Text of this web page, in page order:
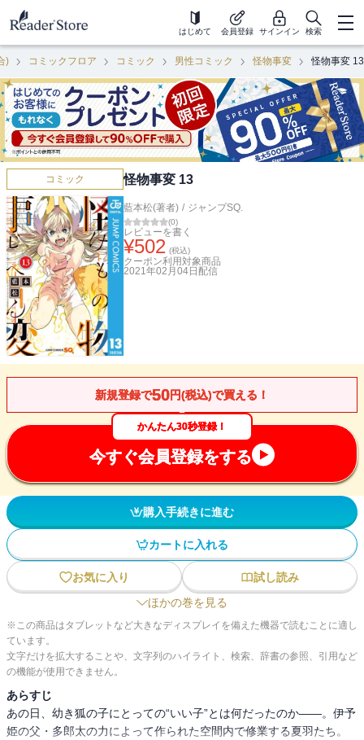
はじめて 会員登録 サインイン 検索
) コミックフロア コミック 男性コミック 怪物事変 怪物事変 13
コミック 怪物事変 13
藍本松(著者) / ジャンプSQ.
(0)
レビューを書く
¥502 (税込)
クーポン利用対象商品
2021年02月04日 配信
新規登録で50円(税込)で買える！
かんたん30秒登録！
今すぐ会員登録をする
購入手続きに進む
カートに入れる
お気に入り
試し読み
ほかの巻を見る
※この商品はタブレットなど大きなディスプレイを備えた機器で読むことに適し
ています。
文字だけを拡大することや、文字列のハイライト、検索、辞書の参照、引用など
の機能が使用できません。
あらすじ
あの日、幼き狐の子にとっての“いい子”とは何だったのか――。伊予
姫の父・多郎太の力によって作られた空間内で修業する夏羽たち。